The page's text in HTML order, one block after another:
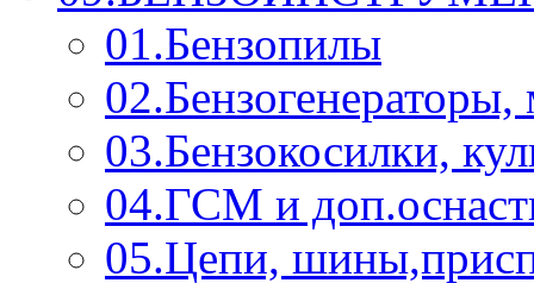
01.Бензопилы
03.Бензокосилки,
04.ГСМ и
05.Цепи,